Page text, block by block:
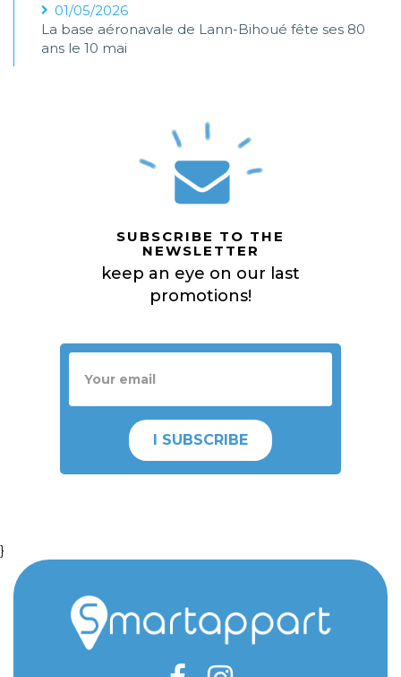
01/05/2026
La base aéronavale de Lann-Bihoué fête ses 80
ans le 10 mai
SUBSCRIBE TO THE
NEWSLETTER
keep an eye on our last
promotions!
I SUBSCRIBE
}